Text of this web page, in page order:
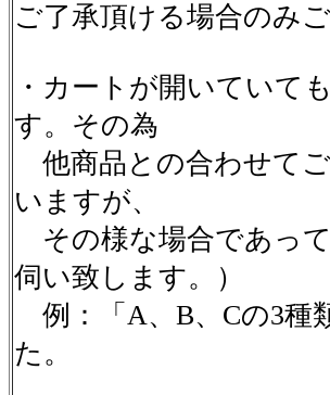
ご了承頂ける場合のみ
・カートが開いていて
す。その為
他商品との合わせて
いますが、
その様な場合であっ
伺い致します。）
例：「A、B、Cの3種
た。